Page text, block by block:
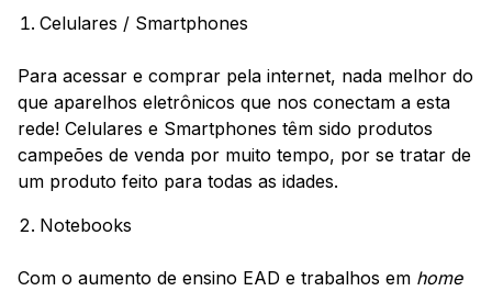
Celulares / Smartphones
Para acessar e comprar pela internet, nada melhor do
que aparelhos eletrônicos que nos conectam a esta
rede! Celulares e Smartphones têm sido produtos
campeões de venda por muito tempo, por se tratar de
um produto feito para todas as idades.
Notebooks
Com o aumento de ensino EAD e trabalhos em home